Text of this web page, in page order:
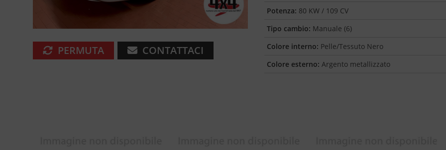
PERMUTA CONTATTACI
Potenza: 80 KW / 109 CV
Tipo cambio: Manuale (6)
Colore interno: Pelle/Tessuto Nero
Colore esterno: Argento metallizzato